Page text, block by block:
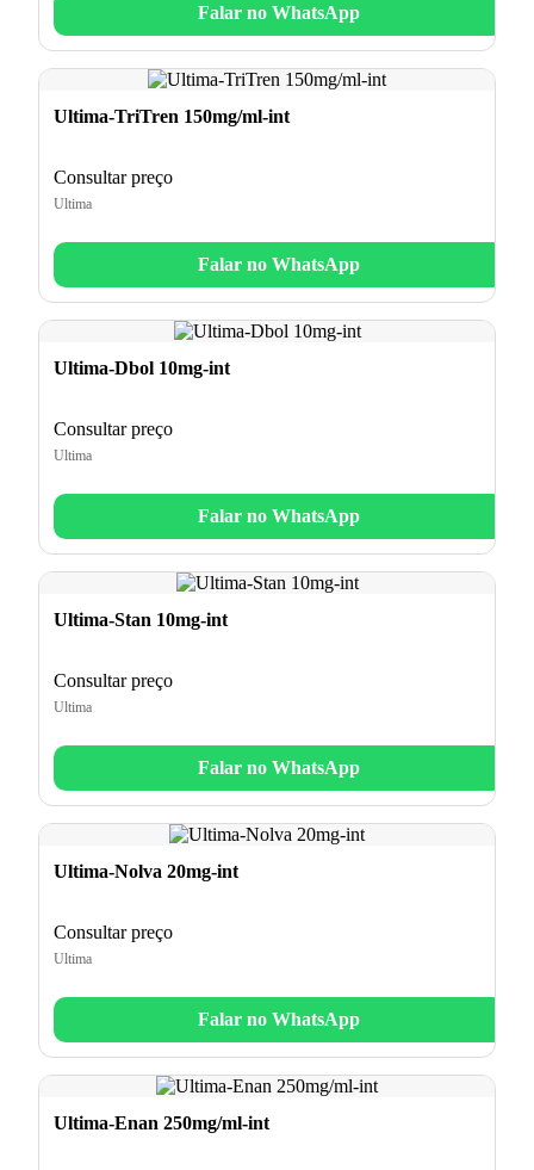
Falar no WhatsApp
Ultima-TriTren 150mg/ml-int
Consultar preço
Ultima
Falar no WhatsApp
Ultima-Dbol 10mg-int
Consultar preço
Ultima
Falar no WhatsApp
Ultima-Stan 10mg-int
Consultar preço
Ultima
Falar no WhatsApp
Ultima-Nolva 20mg-int
Consultar preço
Ultima
Falar no WhatsApp
Ultima-Enan 250mg/ml-int